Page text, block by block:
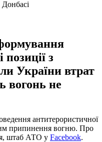
позиції з
України втрат
вогонь не
антитерористичної
припинення вогню. Про
штаб АТО у Facebook.